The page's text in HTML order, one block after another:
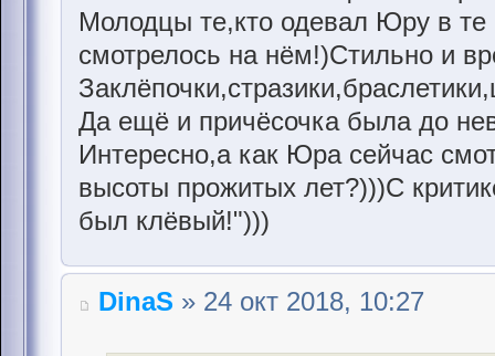
Молодцы те,кто одевал Юру в те
смотрелось на нём!)Стильно и
Да ещё и причёсочка была до
Интересно,а как Юра сейчас
высоты прожитых лет?)))С
был клёвый!")))
DinaS » 24 окт 2018, 10:27